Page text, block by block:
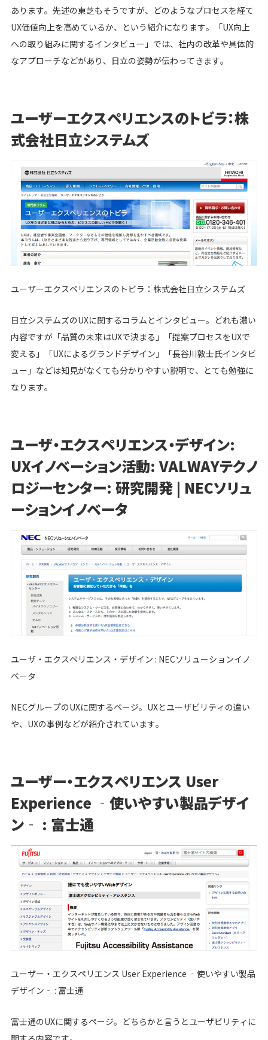
あります。先述の東芝もそうですが、どのようなプロセスを経て
UX価値向上を高めているか、という紹介になります。「UX向上
への取り組みに関するインタビュー」では、社内の改革や具体的
なアプローチなどがあり、日立の姿勢が伝わってきます。
ユーザーエクスペリエンスのトビラ：株
式会社日立システムズ
ユーザーエクスペリエンスのトビラ：株式会社日立システムズ
日立システムズのUXに関するコラムとインタビュー。どれも濃い
内容ですが「品質の未来はUXで決まる」「提案プロセスをUXで
変える」「UXによるグランドデザイン」「長谷川敦士氏インタビ
ュー」などは知見がなくても分かりやすい説明で、とても勉強に
なります。
ユーザ・エクスペリエンス・デザイン:
UXイノベーション活動: VALWAYテクノ
ロジーセンター: 研究開発 | NECソリュ
ーションイノベータ
ユーザ・エクスペリエンス・デザイン : NECソリューションイノ
ベータ
NECグループのUXに関するページ。UXとユーザビリティの違い
や、UXの事例などが紹介されています。
ユーザー・エクスペリエンス User
Experience ‐使いやすい製品デザイ
ン‐ : 富士通
ユーザー・エクスペリエンス User Experience ‐使いやすい製品
デザイン‐ : 富士通
富士通のUXに関するページ。どちらかと言うとユーザビリティに